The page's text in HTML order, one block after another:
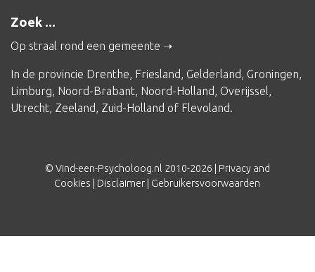
Zoek ...
Op straal rond een gemeente
In de provincie Drenthe, Friesland, Gelderland, Groningen,
Limburg, Noord-Brabant, Noord-Holland, Overijssel,
Utrecht, Zeeland, Zuid-Holland of Flevoland.
© Vind-een-Psycholoog.nl 2010-2026 | Privacy and
Cookies
Disclaimer Gebruikersvoorwaarden